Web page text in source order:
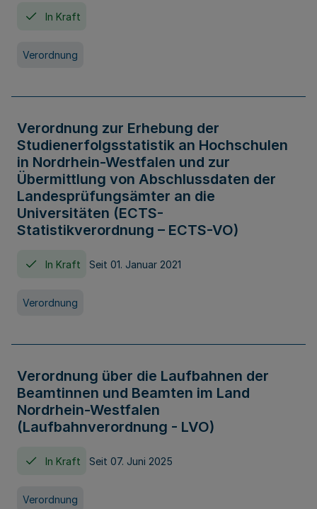
In Kraft
Verordnung
Verordnung zur Erhebung der
Studienerfolgsstatistik an Hochschulen
in Nordrhein-Westfalen und zur
Übermittlung von Abschlussdaten der
Landesprüfungsämter an die
Universitäten (ECTS-
Statistikverordnung – ECTS-VO)
In Kraft Seit 01. Januar 2021
Verordnung
Verordnung über die Laufbahnen der
Beamtinnen und Beamten im Land
Nordrhein-Westfalen
(Laufbahnverordnung - LVO)
In Kraft Seit 07. Juni 2025
Verordnung